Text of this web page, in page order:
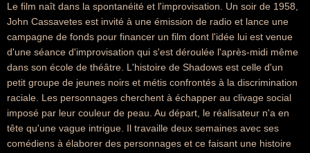
Le film naît dans la spontanéité et l'improvisation. Un soir de 1958,
John Cassavetes est invité à une émission de radio et lance une
campagne de fonds pour financer un film dont l'idée lui est venue
d'une séance d'improvisation qui s'est déroulée l'après-midi même
dans son école de théâtre. L'histoire de Shadows est celle d'un
petit groupe de jeunes noirs et métis confrontés à la discrimination
raciale. Les personnages cherchent à échapper au clivage social
imposé par leur couleur de peau. Au départ, le réalisateur n'a en
tête qu'une vague intrigue. Il travaille deux semaines avec ses
comédiens à élaborer des personnages et ce faisant une histoire